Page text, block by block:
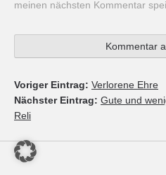
meinen nächsten Kommentar
Voriger Eintrag: Verlorene Ehre
Nächster Eintrag: Gute und
Reli